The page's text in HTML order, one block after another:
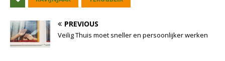
PREVIOUS
Veilig Thuis moet sneller en persoonlijker werken